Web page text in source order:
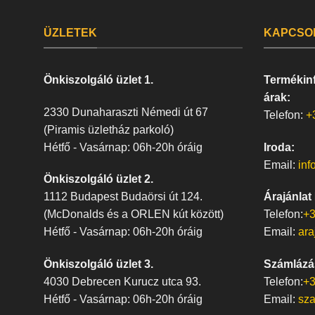
ÜZLETEK
Önkiszolgáló üzlet 1.
2330 Dunaharaszti Némedi út 67
(Piramis üzletház parkoló)
Hétfő - Vasárnap: 06h-20h óráig
Önkiszolgáló üzlet 2.
1112 Budapest Budaörsi út 124.
(McDonalds és a ORLEN kút között)
Hétfő - Vasárnap: 06h-20h óráig
Önkiszolgáló üzlet 3.
4030 Debrecen Kurucz utca 93.
Hétfő - Vasárnap: 06h-20h óráig
árak:
Telefon:
Iroda:
Email:
Árajánlat
Telefon:
Email:
Telefon:
Email: